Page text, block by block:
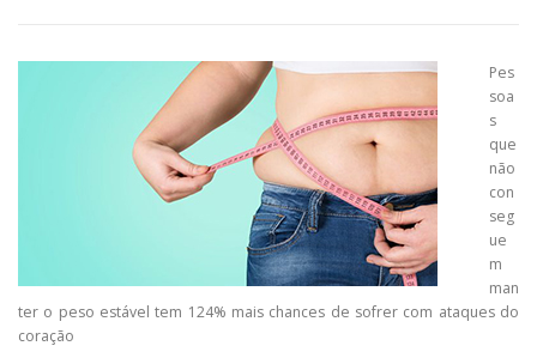
Pes
soa
s
que
não
con
seg
ue
m
man
ter o peso estável tem 124% mais chances de sofrer com ataques do
coração